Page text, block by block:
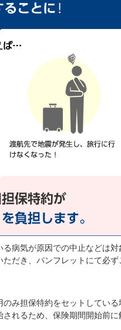
病気が原因での中止などは
だき、パンフレットにて必
み担保特約をセットしてい
れるため、保険期間開始前